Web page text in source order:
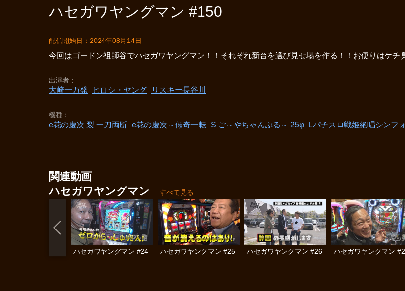
ハセガワヤングマン #150
配信開始日：2024年08月14日
今回はゴードン祖師谷でハセガワヤングマン！！それぞれ新台を選び見せ場を作る！！お便りはケチ
出演者
大崎一万発 ヒロシ・ヤング リスキー長谷川
機種
e花の慶次 裂 一刀両断 e花の慶次～傾奇一転 S ご～やちゃんぷる～ 25φ Lパチスロ戦姫絶唱シンフ
関連動画
ハセガワヤングマン
すべて見る
ハセガワヤングマン #24 ハセガワヤングマン #25 ハセガワヤングマン #26 ハセガワヤングマン